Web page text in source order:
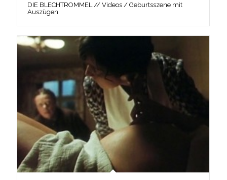
DIE BLECHTROMMEL // Videos / Geburtsszene mit
Auszügen